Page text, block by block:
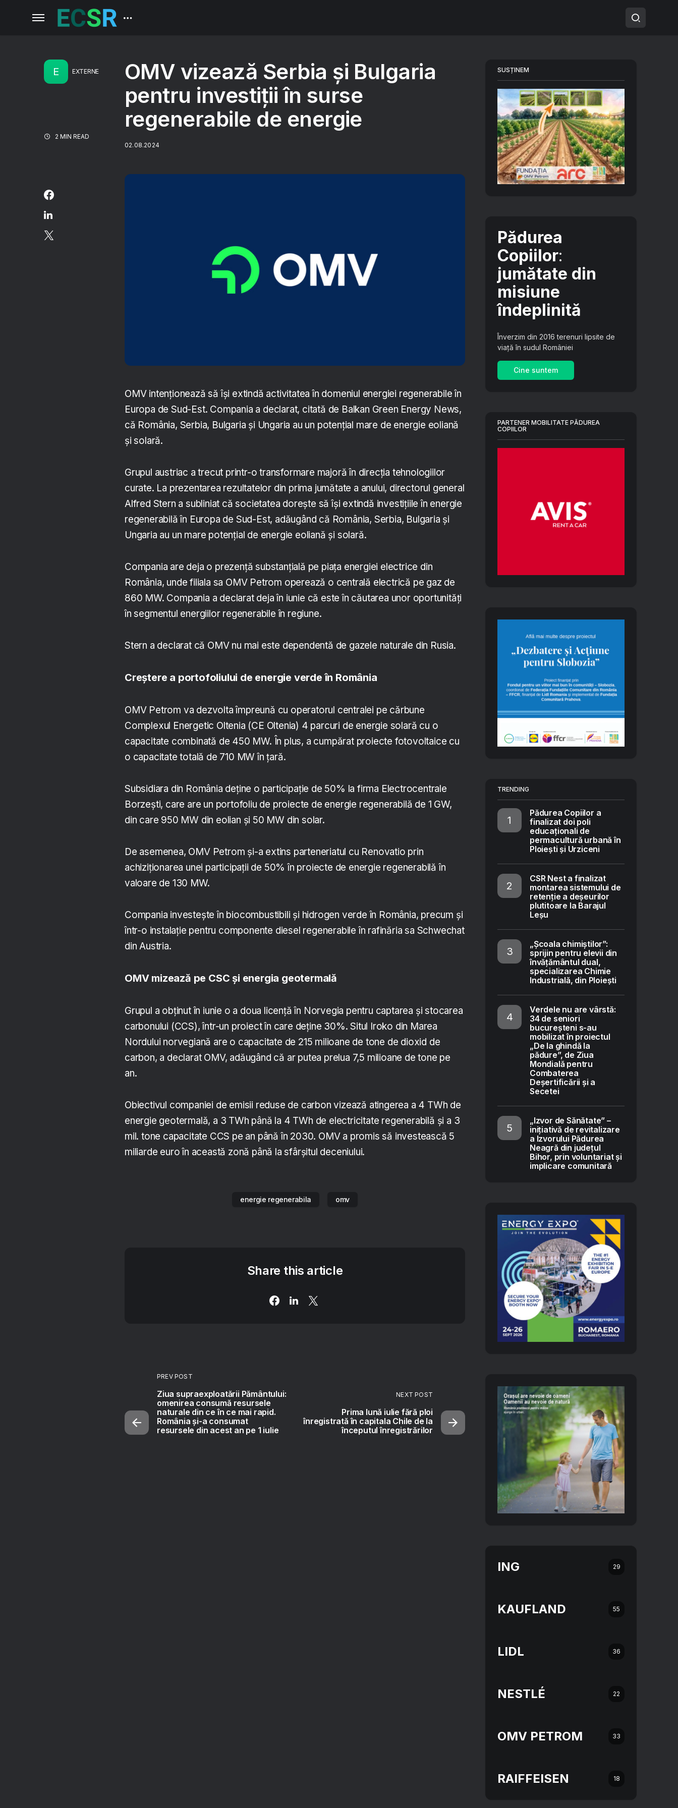
E EXTERNE
2 MIN READ
OMV vizează Serbia și Bulgaria
pentru investiții în surse
regenerabile de energie
02.08.2024
OMV intenționează să își extindă activitatea în domeniul energiei regenerabile în
Europa de Sud-Est. Compania a declarat, citată de Balkan Green Energy News,
că România, Serbia, Bulgaria și Ungaria au un potențial mare de energie eoliană
și solară.
Grupul austriac a trecut printr-o transformare majoră în direcția tehnologiilor
curate. La prezentarea rezultatelor din prima jumătate a anului, directorul general
Alfred Stern a subliniat că societatea dorește să își extindă investițiile în energie
regenerabilă în Europa de Sud-Est, adăugând că România, Serbia, Bulgaria și
Ungaria au un mare potențial de energie eoliană și solară.
Compania are deja o prezență substanțială pe piața energiei electrice din
România, unde filiala sa OMV Petrom operează o centrală electrică pe gaz de
860 MW. Compania a declarat deja în iunie că este în căutarea unor oportunități
în segmentul energiilor regenerabile în regiune.
Stern a declarat că OMV nu mai este dependentă de gazele naturale din Rusia.
Creștere a portofoliului de energie verde în România
OMV Petrom va dezvolta împreună cu operatorul centralei pe cărbune
Complexul Energetic Oltenia (CE Oltenia) 4 parcuri de energie solară cu o
capacitate combinată de 450 MW. În plus, a cumpărat proiecte fotovoltaice cu
o capacitate totală de 710 MW în țară.
Subsidiara din România deține o participație de 50% la firma Electrocentrale
Borzești, care are un portofoliu de proiecte de energie regenerabilă de 1 GW,
din care 950 MW din eolian și 50 MW din solar.
De asemenea, OMV Petrom și-a extins parteneriatul cu Renovatio prin
achiziționarea unei participații de 50% în proiecte de energie regenerabilă în
valoare de 130 MW.
Compania investește în biocombustibili și hidrogen verde în România, precum și
într-o instalație pentru componente diesel regenerabile în rafinăria sa Schwechat
din Austria.
OMV mizează pe CSC și energia geotermală
Grupul a obținut în iunie o a doua licență în Norvegia pentru captarea și stocarea
carbonului (CCS), într-un proiect în care deține 30%. Situl Iroko din Marea
Nordului norvegiană are o capacitate de 215 milioane de tone de dioxid de
carbon, a declarat OMV, adăugând că ar putea prelua 7,5 milioane de tone pe
an.
Obiectivul companiei de emisii reduse de carbon vizează atingerea a 4 TWh de
energie geotermală, a 3 TWh până la 4 TWh de electricitate regenerabilă și a 3
mil. tone capacitate CCS pe an până în 2030. OMV a promis să investească 5
miliarde euro în această zonă până la sfârșitul deceniului.
energie regenerabila omv
Share this article
PREV POST
Ziua supraexploatării Pământului:
omenirea consumă resursele
naturale din ce în ce mai rapid.
România și-a consumat
resursele din acest an pe 1 iulie
NEXT POST
Prima lună iulie fără ploi
înregistrată în capitala Chile de la
începutul înregistrărilor
SUSȚINEM
Pădurea
Copiilor:
jumătate din
misiune
îndeplinită
Înverzim din 2016 terenuri lipsite de
viață în sudul României
Cine suntem
PARTENER MOBILITATE PĂDUREA
COPIILOR
TRENDING
Pădurea Copiilor a
finalizat doi poli
educaționali de
permacultură urbană în
Ploiești și Urziceni
CSR Nest a finalizat
montarea sistemului de
retenție a deșeurilor
plutitoare la Barajul
Leșu
„Școala chimiștilor”:
sprijin pentru elevii din
învățământul dual,
specializarea Chimie
Industrială, din Ploiești
Verdele nu are vârstă:
34 de seniori
bucureșteni s-au
mobilizat în proiectul
„De la ghindă la
pădure”, de Ziua
Mondială pentru
Combaterea
Deșertificării și a
Secetei
„Izvor de Sănătate” –
inițiativă de revitalizare
a Izvorului Pădurea
Neagră din județul
Bihor, prin voluntariat și
implicare comunitară
ING 29
KAUFLAND 55
LIDL 36
NESTLÉ 22
OMV PETROM 33
RAIFFEISEN 18